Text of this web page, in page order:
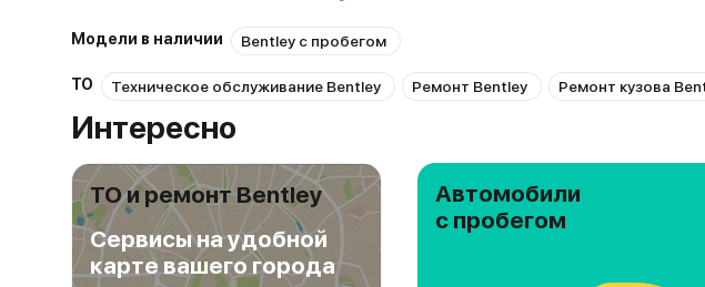
Модели в наличии Bentley с пробегом
ТО Техническое обслуживание Bentley Ремонт Bentley Ремонт кузова
Интересно
ТО и ремонт Bentley
Сервисы на удобной
карте вашего города
Автомобили
с пробегом